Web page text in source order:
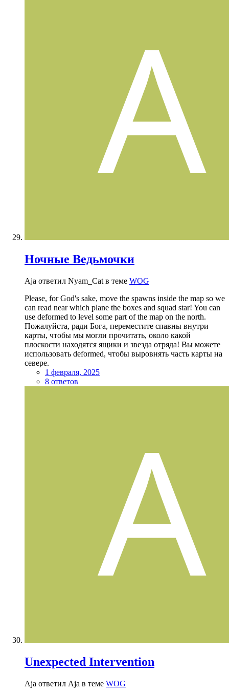
Ночные Ведьмочки
Aja ответил Nyam_Cat в теме WOG
Please, for God's sake, move the spawns inside the map so we
can read near which plane the boxes and squad star! You can
use deformed to level some part of the map on the north.
Пожалуйста, ради Бога, переместите спавны внутри
карты, чтобы мы могли прочитать, около какой
плоскости находятся ящики и звезда отряда! Вы можете
использовать deformed, чтобы выровнять часть карты на
севере.
1 февраля, 2025
8 ответов
Unexpected Intervention
Aja ответил Aja в теме WOG